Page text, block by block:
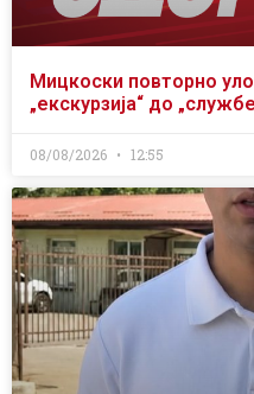
Мицкоски повторно
„екскурзија“ до
08/08/2026 12:55